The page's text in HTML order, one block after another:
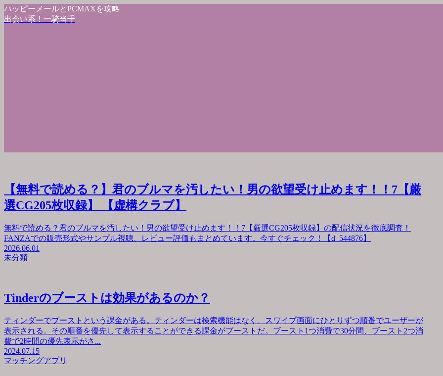
ハッピーメールとPCMAXを攻略
出会い系！一騎当千
【無料で読める？】君のブルマを汚したい！男の欲望受け止めます！！7【厳
選CG205枚収録】 【虚構クラブ】
無料で読める？君のブルマを汚したい！男の欲望受け止めます！！7【厳選CG205枚収録】の配信状況を徹底調査！
FANZAでの販売形式やサンプル視聴、レビュー評価もまとめています。今すぐチェック！【d_544876】
2026.06.01
未分類
Tinderのブーストは効果があるのか？
ティンダーでブーストという課金がある。ティンダーは検索機能はなく、スワイプ画面にひとりずつ順番でユーザーが
表示される。その順番を優先して表示することができる課金がブーストだ。ブースト1つ消費で30分間、ブースト2つ消
費で2時間の優先表示がさ...
2024.07.15
マッチングアプリ